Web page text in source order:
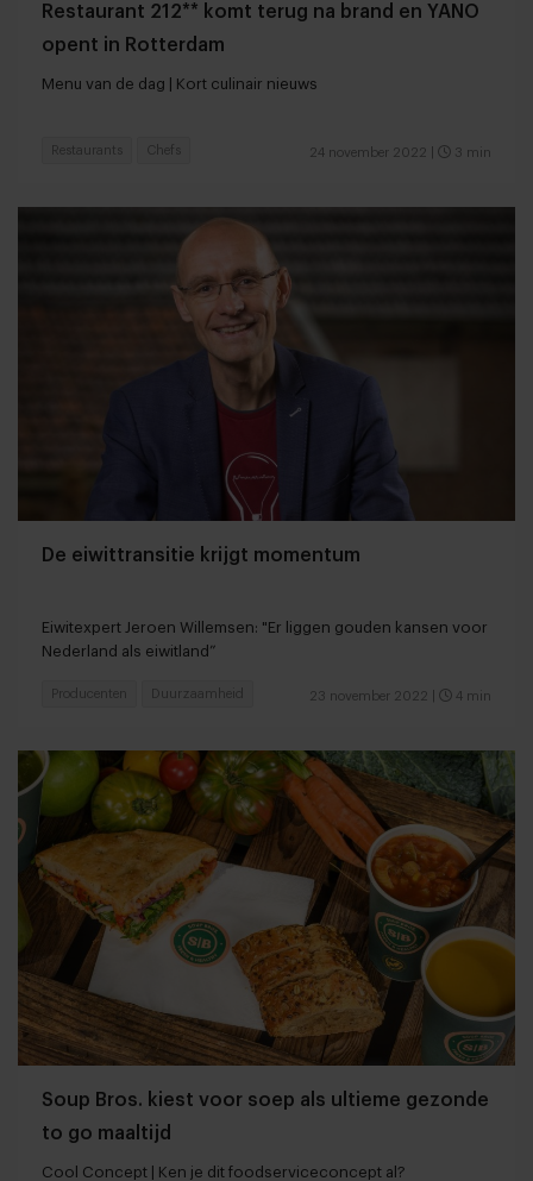
Restaurant 212** komt terug na brand en YANO
opent in Rotterdam
Menu van de dag | Kort culinair nieuws
24 november 2022 3 min
Restaurants Chefs
De eiwittransitie krijgt momentum
Eiwitexpert Jeroen Willemsen: "Er liggen gouden kansen voor
Nederland als eiwitland”
23 november 2022 4 min
Producenten Duurzaamheid
Soup Bros. kiest voor soep als ultieme gezonde
to go maaltijd
Cool Concept | Ken je dit foodserviceconcept al?